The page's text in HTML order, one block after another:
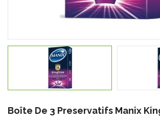
Boîte De 3 Preservatifs Manix